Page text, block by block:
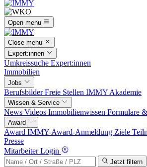
Open menu
Close menu
Expert:innen
Umkreissuche Expert:innen
Immobilien
Jobs
BerufsbilderFreie Stellen IMMY Akademie
Wissen & Service
News Videos Immobilienwissen Formulare
Award
Award IMMY-Award-Anmeldung Ziele
Presse
Mitarbeiter Login
Jetzt filtern